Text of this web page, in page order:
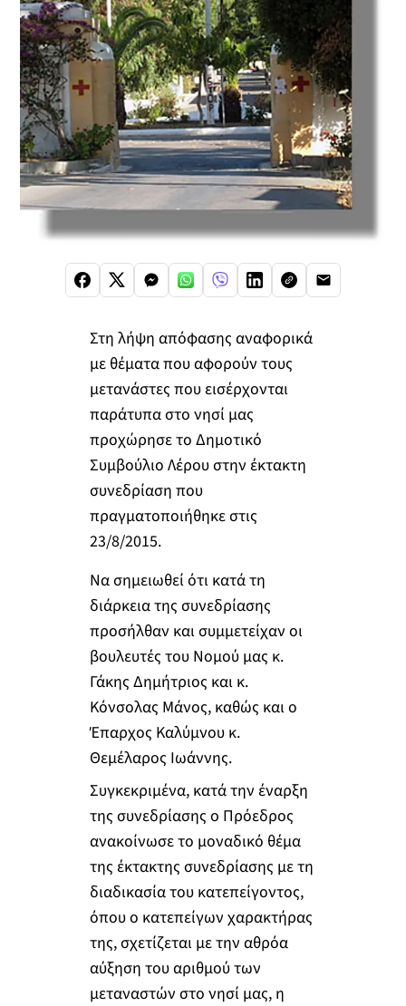
Στη λήψη απόφασης αναφορικά
με θέματα που αφορούν τους
μετανάστες που εισέρχονται
παράτυπα στο νησί μας
προχώρησε το Δημοτικό
Συμβούλιο Λέρου στην έκτακτη
συνεδρίαση που
πραγματοποιήθηκε στις
23/8/2015.
Να σημειωθεί ότι κατά τη
διάρκεια της συνεδρίασης
προσήλθαν και συμμετείχαν οι
βουλευτές του Νομού μας κ.
Γάκης Δημήτριος και κ.
Κόνσολας Μάνος, καθώς και ο
Έπαρχος Καλύμνου κ.
Θεμέλαρος Ιωάννης.
Συγκεκριμένα, κατά την έναρξη
της συνεδρίασης o Πρόεδρος
ανακοίνωσε το μοναδικό θέμα
της έκτακτης συνεδρίασης με τη
διαδικασία του κατεπείγοντος,
όπου ο κατεπείγων χαρακτήρας
της, σχετίζεται με την αθρόα
αύξηση του αριθμού των
μεταναστών στο νησί μας, η